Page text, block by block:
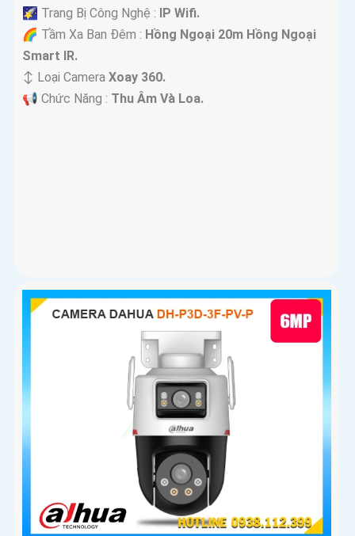
🌠 Trang Bị Công Nghệ : IP Wifi.
🌈 Tầm Xa Ban Đêm : Hồng Ngoại 20m Hồng Ngoại
Smart IR.
↕️ Loại Camera Xoay 360.
️📢 Chức Năng : Thu Âm Và Loa.